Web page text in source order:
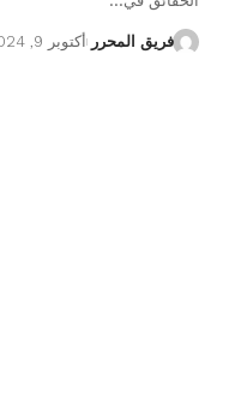
فريق المحرر أكتوبر 9, 2024